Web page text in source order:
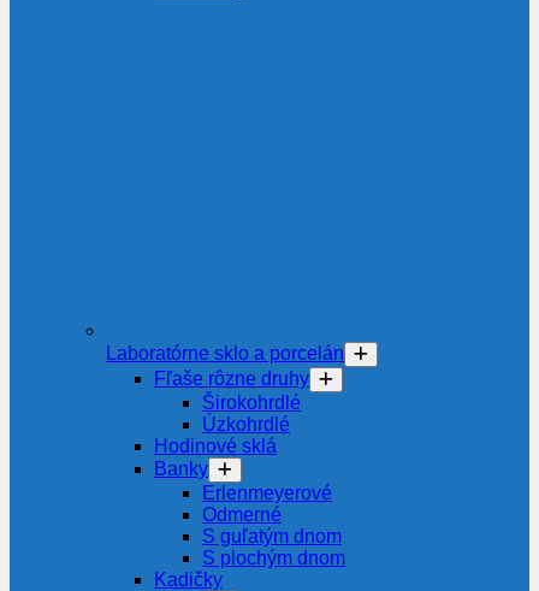
Laboratórne sklo a porcelán
Fľaše rôzne druhy
Širokohrdlé
Úzkohrdlé
Hodinové sklá
Banky
Erlenmeyerové
Odmerné
S guľatým dnom
S plochým dnom
Kadičky